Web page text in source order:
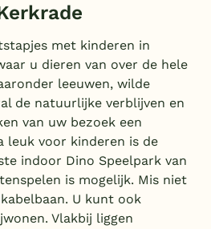
met kinderen in
u dieren van over de hele
leeuwen, wilde
de natuurlijke verblijven en
van uw bezoek een
leuk voor kinderen is de
indoor Dino Speelpark van
is mogelijk. Mis niet
U kunt ook
Vlakbij liggen